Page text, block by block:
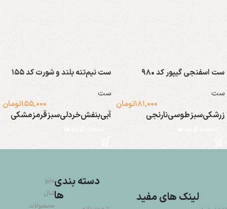
ست اسفنجی گیپور کد ۹۸۰
ست
۱۸۱,۰۰۰تومان
زرشکیسبزطوسینارنجی
انتخاب گزینه ها
ست نیم‌تنه بلند و شورت کد ۱۵۵
ست
۱۵۵,۰۰۰تومان
آبیبنفشخردلیسبزقرمزمشکی
انتخاب گزینه ها
لینک های مفید
دسته بندی
ها
مایو
شال
محصولات